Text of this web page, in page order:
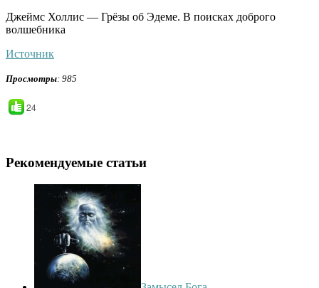
Джеймс Холлис — Грёзы об Эдеме. В поисках доброго
волшебника
Источник
Просмотры: 985
24
Рекомендуемые статьи